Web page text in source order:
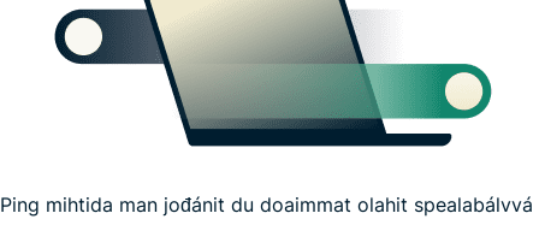
Ping mihtida man jođánit du doaimmat olahit spealabálvvá